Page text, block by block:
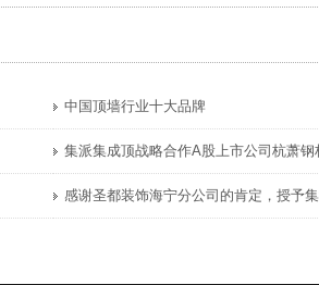
中国顶墙行业十大品牌